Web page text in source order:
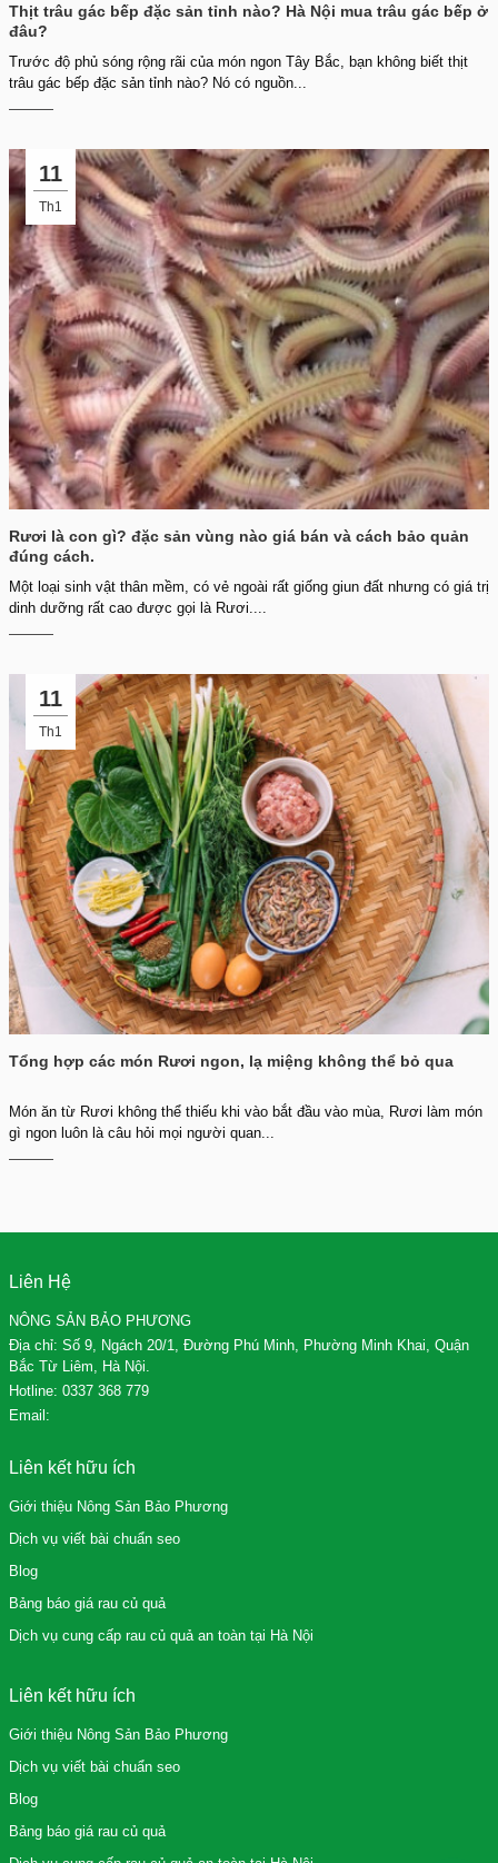
Thịt trâu gác bếp đặc sản tỉnh nào? Hà Nội mua trâu gác bếp ở
đâu?
Trước độ phủ sóng rộng rãi của món ngon Tây Bắc, bạn không biết thịt
trâu gác bếp đặc sản tỉnh nào? Nó có nguồn...
11
Th1
Rươi là con gì? đặc sản vùng nào giá bán và cách bảo quản
đúng cách.
Một loại sinh vật thân mềm, có vẻ ngoài rất giống giun đất nhưng có giá trị
dinh dưỡng rất cao được gọi là Rươi....
11
Th1
Tổng hợp các món Rươi ngon, lạ miệng không thể bỏ qua
Món ăn từ Rươi không thể thiếu khi vào bắt đầu vào mùa, Rươi làm món
gì ngon luôn là câu hỏi mọi người quan...
Liên Hệ
NÔNG SẢN BẢO PHƯƠNG
Địa chỉ: Số 9, Ngách 20/1, Đường Phú Minh, Phường Minh Khai, Quận
Bắc Từ Liêm, Hà Nội.
Hotline: 0337 368 779
Email:
Liên kết hữu ích
Giới thiệu Nông Sản Bảo Phương
Dịch vụ viết bài chuẩn seo
Blog
Bảng báo giá rau củ quả
Dịch vụ cung cấp rau củ quả an toàn tại Hà Nội
Liên kết hữu ích
Giới thiệu Nông Sản Bảo Phương
Dịch vụ viết bài chuẩn seo
Blog
Bảng báo giá rau củ quả